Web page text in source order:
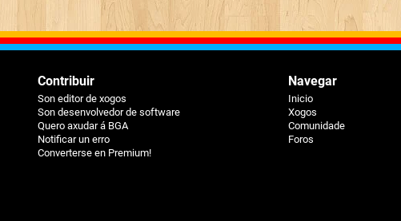
Contribuir
Son editor de xogos
Son desenvolvedor de software
Quero axudar á BGA
Notificar un erro
Converterse en Premium!
Navegar
Inicio
Xogos
Comunidade
Foros